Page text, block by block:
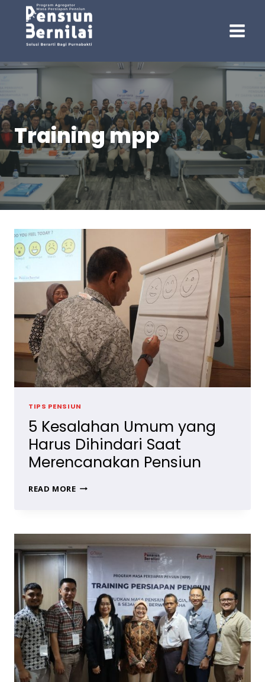
content
Training mpp
TIPS PENSIUN
5 Kesalahan Umum yang
Harus Dihindari Saat
Merencanakan Pensiun
READ MORE5
HARUS
DIHINDARI
SAAT
MERENCANAKAN
PENSIUN